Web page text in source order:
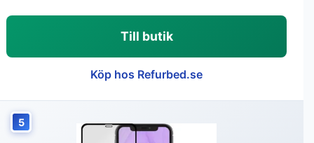
Till butik
Köp hos Refurbed.se
5